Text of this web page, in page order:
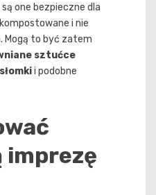
one bezpieczne dla
i nie
Mogą to być zatem
sztućce
i podobne
ać
imprezę